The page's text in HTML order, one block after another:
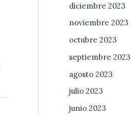
diciembre 2023
noviembre 2023
octubre 2023
septiembre 2023
agosto 2023
julio 2023
junio 2023